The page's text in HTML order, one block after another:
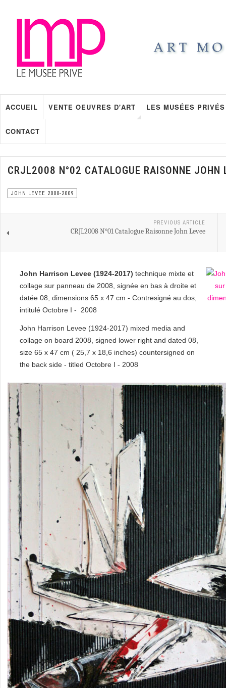
ACCUEIL VENTE OEUVRES D'ART LES MUSÉES PRIVÉS
CONTACT
CRJL2008 N°02 CATALOGUE RAISONNE JOHN
JOHN LEVEE 2000-2009
PREVIOUS ARTICLE
CRJL2008 N°01 Catalogue Raisonne John Levee
John Harrison Levee (1924-2017) technique mixte et
collage sur panneau de 2008, signée en bas à droite et
datée 08, dimensions 65 x 47 cm - Contresigné au dos,
intitulé Octobre I - 2008
John Harrison Levee (1924-2017) mixed media and
collage on board 2008, signed lower right and dated 08,
size 65 x 47 cm ( 25,7 x 18,6 inches) countersigned on
the back side - titled Octobre I - 2008